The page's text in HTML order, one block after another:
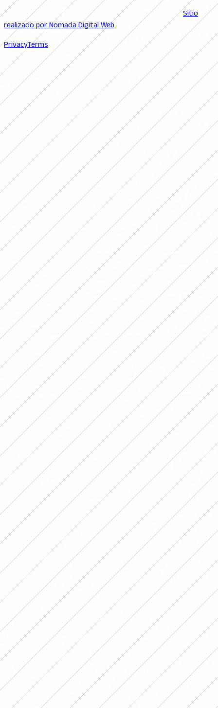
© 2026 FutFemGol. Todos los derechos reservados. |Sitio
realizado por Nomada Digital Web
PrivacyTerms